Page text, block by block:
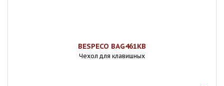
BESPECO BAG461KB
Чехол для клавишных